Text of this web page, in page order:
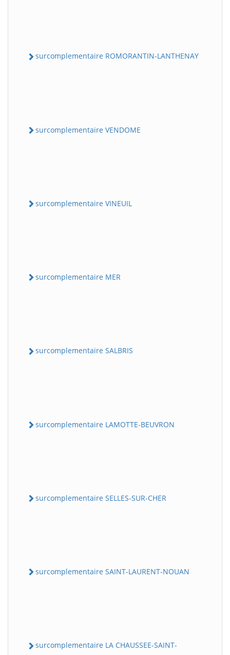
surcomplementaire ROMORANTIN-LANTHENAY
surcomplementaire VENDOME
surcomplementaire VINEUIL
surcomplementaire MER
surcomplementaire SALBRIS
surcomplementaire LAMOTTE-BEUVRON
surcomplementaire SELLES-SUR-CHER
surcomplementaire SAINT-LAURENT-NOUAN
surcomplementaire LA CHAUSSEE-SAINT-